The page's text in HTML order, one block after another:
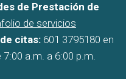
de Prestación de
de servicios
citas: 601 3795180 en
a.m. a 6:00 p.m.